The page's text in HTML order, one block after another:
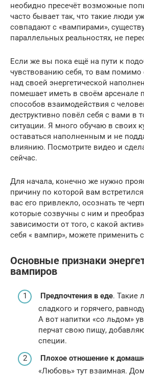
необидно пресечёт возможные
часто бывает так, что такие люди
совпадают с «вампирами»,
параллельных реальностях, не
Если же вы пока ещё на пути к
чувствованию себя, то вам
над своей энергетической
помешает иметь в своём арсенале
способов взаимодействия с
деструктивно повёл себя с вами в
ситуации. Я много обучаю в своих
оставаться наполненным и не
влиянию. Посмотрите видео и
сейчас.
Для начала, конечно же нужно
причину по которой вам
вас его привлекло, осознать те
которые созвучны с ним и
зависимости от того, с какой
себя « вампир», можете применить
Основные признаки
вампиров
Предпочтения в еде. Такие
сладкого и горячего,
А вот напитки «со льдом»
перчат свою пищу,
специи.
Плохое отношение к
«Любовь» тут взаимная.